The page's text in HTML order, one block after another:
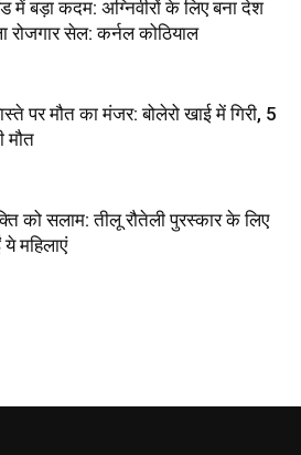
में बड़ा कदम: अग्निवीरों के लिए बना देश
रोजगार सेल: कर्नल कोठियाल
पर मौत का मंजर: बोलेरो खाई में गिरी, 5
मौत
को सलाम: तीलू रौतेली पुरस्कार के लिए
महिलाएं